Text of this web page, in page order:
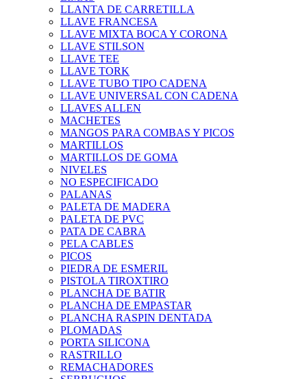
LLANTA DE CARRETILLA
LLAVE FRANCESA
LLAVE MIXTA BOCA Y CORONA
LLAVE STILSON
LLAVE TEE
LLAVE TORK
LLAVE TUBO TIPO CADENA
LLAVE UNIVERSAL CON CADENA
LLAVES ALLEN
MACHETES
MANGOS PARA COMBAS Y PICOS
MARTILLOS
MARTILLOS DE GOMA
NIVELES
NO ESPECIFICADO
PALANAS
PALETA DE MADERA
PALETA DE PVC
PATA DE CABRA
PELA CABLES
PICOS
PIEDRA DE ESMERIL
PISTOLA TIROXTIRO
PLANCHA DE BATIR
PLANCHA DE EMPASTAR
PLANCHA RASPIN DENTADA
PLOMADAS
PORTA SILICONA
RASTRILLO
REMACHADORES